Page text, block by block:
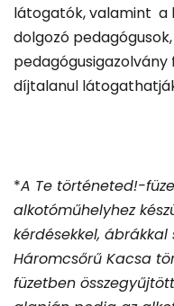
látogatók, valamint
dolgozó
díjtalanul
*A Te történeted!-
alkotóműhelyhez
kérdésekkel,
Háromcsőrű Kacsa
füzetben